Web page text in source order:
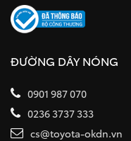
ĐƯỜNG DÂY NÓNG
0901 987 070
0236 3737 333
cs@toyota-okdn.vn